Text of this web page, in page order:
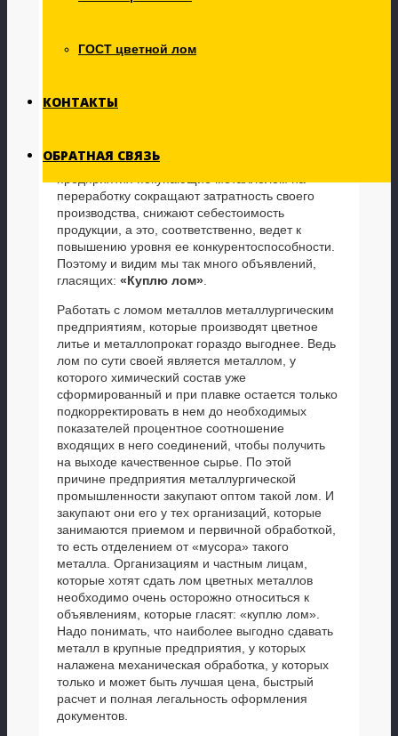
ГОСТ цветной лом
КОНТАКТЫ
ОБРАТНАЯ СВЯЗЬ
промышленности очевидны. Они заключаются
не только в том, что используют при этом более
металла. Металлолом дает возможность
в этом случае более короток. Таким образом,
переработку сокращают затратность своего
производства, снижают себестоимость
продукции, а это, соответственно, ведет к
повышению уровня ее конкурентоспособности.
Поэтому и видим мы так много объявлений,
гласящих: «Куплю лом»
Работать с ломом металлов металлургическим
предприятиям, которые производят цветное
литье и металлопрокат гораздо выгоднее. Ведь
лом по сути своей является металлом, у
которого химический состав уже
сформированный и при плавке остается только
подкорректировать в нем до необходимых
показателей процентное соотношение
входящих в него соединений, чтобы получить
на выходе качественное сырье. По этой
причине предприятия металлургической
промышленности закупают оптом такой лом. И
закупают они его у тех организаций, которые
занимаются приемом и первичной обработкой,
то есть отделением от «мусора» такого
металла. Организациям и частным лицам,
которые хотят сдать лом цветных металлов
необходимо очень осторожно относиться к
объявлениям, которые гласят: «куплю лом».
Надо понимать, что наиболее выгодно сдавать
металл в крупные предприятия, у которых
налажена механическая обработка, у которых
только и может быть лучшая цена, быстрый
расчет и полная легальность оформления
документов.